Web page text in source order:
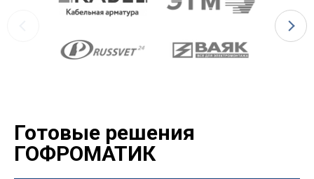
Готовые решения
ГОФРОМАТИК